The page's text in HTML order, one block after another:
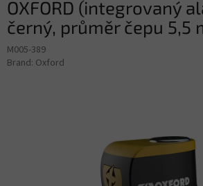
OXFORD (integrovaný
černý, průměr čepu 5,5
M005-389
Brand: Oxford